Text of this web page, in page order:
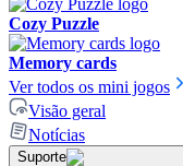
Cozy Puzzle
Memory cards
Ver todos os mini jogos
Visão geral
Notícias
Suporte